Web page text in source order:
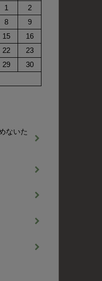
1
2
8
9
15
16
22
23
29
30
ないた